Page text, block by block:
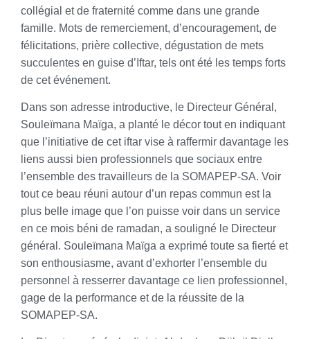
collégial et de fraternité comme dans une grande
famille. Mots de remerciement, d’encouragement, de
félicitations, prière collective, dégustation de mets
succulentes en guise d’Iftar, tels ont été les temps forts
de cet événement.
Dans son adresse introductive, le Directeur Général,
Souleïmana Maïga, a planté le décor tout en indiquant
que l’initiative de cet iftar vise à raffermir davantage les
liens aussi bien professionnels que sociaux entre
l’ensemble des travailleurs de la SOMAPEP-SA. Voir
tout ce beau réuni autour d’un repas commun est la
plus belle image que l’on puisse voir dans un service
en ce mois béni de ramadan, a souligné le Directeur
général. Souleïmana Maïga a exprimé toute sa fierté et
son enthousiasme, avant d’exhorter l’ensemble du
personnel à resserrer davantage ce lien professionnel,
gage de la performance et de la réussite de la
SOMAPEP-SA.